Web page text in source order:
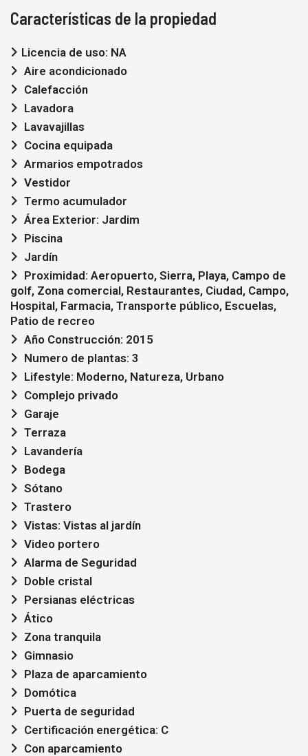
Características de la propiedad
Licencia de uso: NA
Aire acondicionado
Calefacción
Lavadora
Lavavajillas
Cocina equipada
Armarios empotrados
Vestidor
Termo acumulador
Área Exterior: Jardim
Piscina
Jardín
golf, Zona comercial, Restaurantes, Ciudad, Campo,
Hospital, Farmacia, Transporte público, Escuelas,
Patio de recreo
Año Construcción: 2015
Numero de plantas: 3
Lifestyle: Moderno, Natureza, Urbano
Complejo privado
Garaje
Terraza
Lavandería
Bodega
Sótano
Trastero
Vistas: Vistas al jardín
Video portero
Alarma de Seguridad
Doble cristal
Persianas eléctricas
Ático
Zona tranquila
Gimnasio
Plaza de aparcamiento
Domótica
Puerta de seguridad
Certificación energética: C
Con aparcamiento